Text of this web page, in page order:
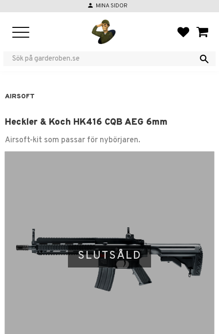
person MINA SIDOR
AIRSOFT
Heckler & Koch HK416 CQB AEG 6mm
Airsoft-kit som passar för nybörjaren.
SLUTSÅLD